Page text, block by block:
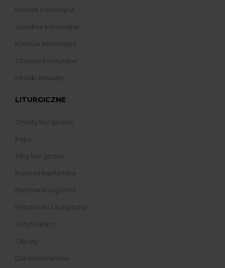
Komże komunijne
Spodnie komunijne
Koszule komunijne
Obuwie komunijne
Muszki krawaty
LITURGICZNE
Ornaty liturgiczne
Kapy
Alby liturgiczne
Koszula kapłańska
Bielizna liturgiczna
Ręczniczki Liturgiczne
Puryfikaterz
Obrusy
Dla ministrantów